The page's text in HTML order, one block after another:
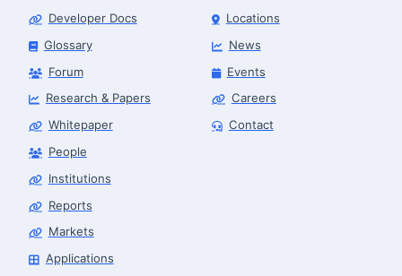
Developer Docs
Glossary
Forum
Research & Papers
Whitepaper
People
Institutions
Reports
Markets
Applications
Locations
News
Events
Careers
Contact
Robotics Advisor